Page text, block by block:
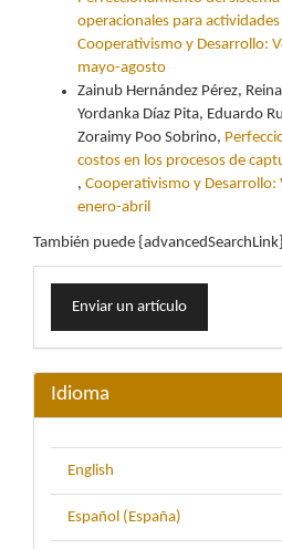
operacionales para
Cooperativismo y Desarrollo:
mayo-agosto
Zainub Hernández Pérez,
Yordanka Díaz Pita, Eduardo
Zoraimy Poo Sobrino,
costos en los procesos de
, Cooperativismo y
enero-abril
También puede
Enviar
unEnviar un artículo
Idioma
English
Español (España)